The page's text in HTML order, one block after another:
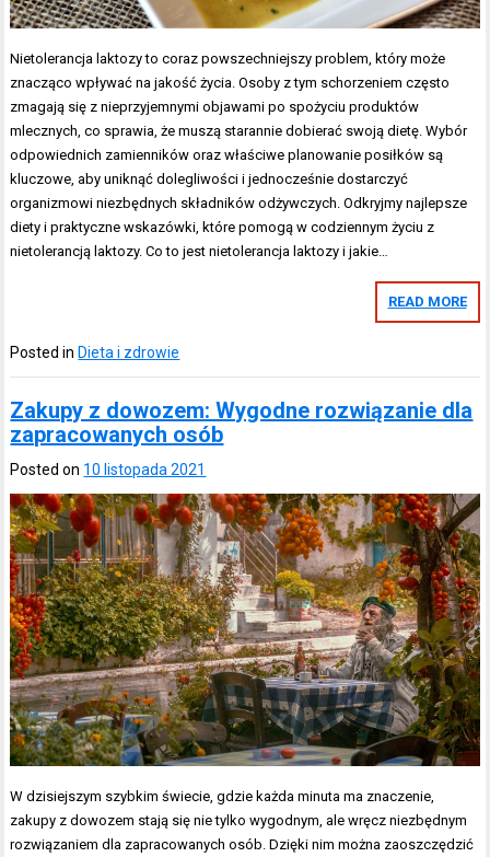
Nietolerancja laktozy to coraz powszechniejszy problem, który może
znacząco wpływać na jakość życia. Osoby z tym schorzeniem często
zmagają się z nieprzyjemnymi objawami po spożyciu produktów
mlecznych, co sprawia, że muszą starannie dobierać swoją dietę. Wybór
odpowiednich zamienników oraz właściwe planowanie posiłków są
kluczowe, aby uniknąć dolegliwości i jednocześnie dostarczyć
organizmowi niezbędnych składników odżywczych. Odkryjmy najlepsze
diety i praktyczne wskazówki, które pomogą w codziennym życiu z
nietolerancją laktozy. Co to jest nietolerancja laktozy i jakie…
READ MORE
Posted in Dieta i zdrowie
Zakupy z dowozem: Wygodne rozwiązanie dla
zapracowanych osób
Posted on 10 listopada 2021
W dzisiejszym szybkim świecie, gdzie każda minuta ma znaczenie,
zakupy z dowozem stają się nie tylko wygodnym, ale wręcz niezbędnym
rozwiązaniem dla zapracowanych osób. Dzięki nim można zaoszczędzić